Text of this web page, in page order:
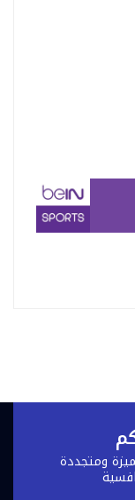
ومتجددة